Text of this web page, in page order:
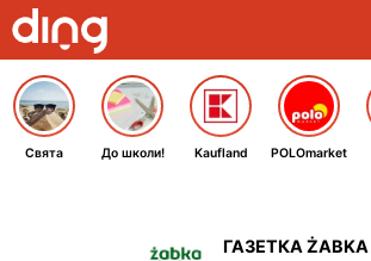
Свята До школи! Kaufland POLOmarket
ГАЗЕТКА ŻABKA